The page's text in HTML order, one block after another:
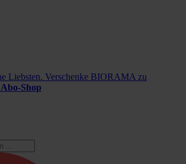
Liebsten. Verschenke BIORAMA zu
Shop